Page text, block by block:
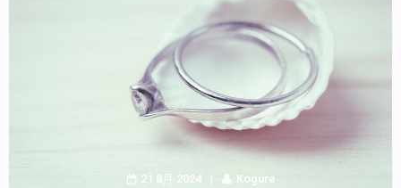
21 8月 2024 Kogure